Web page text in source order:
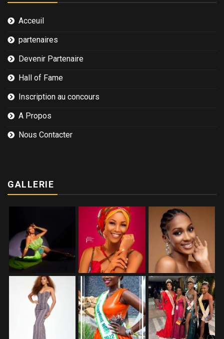
Acceuil
partenaires
Devenir Partenaire
Hall of Fame
Inscription au concours
A Propos
Nous Contacter
GALLERIE